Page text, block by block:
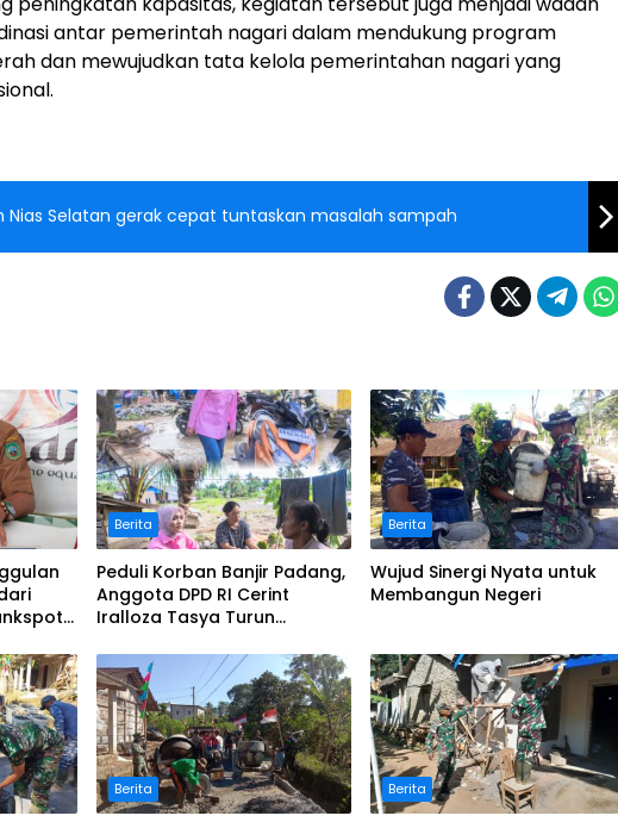
antar pemerintah nagari dalam mendukung program
dan mewujudkan tata kelola pemerintahan nagari yang
Nias Selatan gerak cepat tuntaskan masalah sampah
Berita
Peduli Korban Banjir Padang,
Anggota DPD RI Cerint
Iralloza Tasya Turun
Logistik
Berita
Wujud Sinergi Nyata untuk
Membangun Negeri
Berita Berita